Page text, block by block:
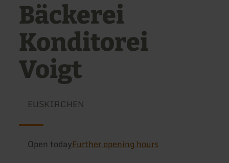
Bäckerei
Konditorei
Voigt
EUSKIRCHEN
Open todayFurther opening hours